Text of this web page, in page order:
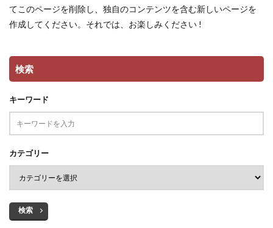
てこのページを削除し、独自のコンテンツを含む新しいページを
作成してください。それでは、お楽しみください !
検索
キーワード
カテゴリー
検索